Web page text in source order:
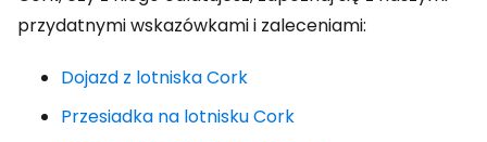
przydatnymi wskazówkami i zaleceniami:
Dojazd z lotniska Cork
Przesiadka na lotnisku Cork